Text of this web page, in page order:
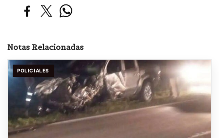
Notas Relacionadas
POLICIALES